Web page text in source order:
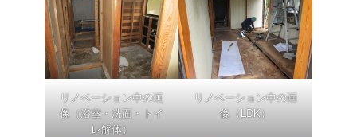
リノベーション中の画
像（浴室・洗面・トイ
レ解体）
リノベーション中の画
像（LDK）